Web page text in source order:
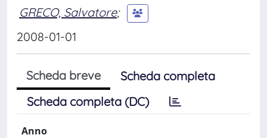
GRECO, Salvatore;
2008-01-01
Scheda breve
Scheda completa
Scheda completa (DC)
Anno